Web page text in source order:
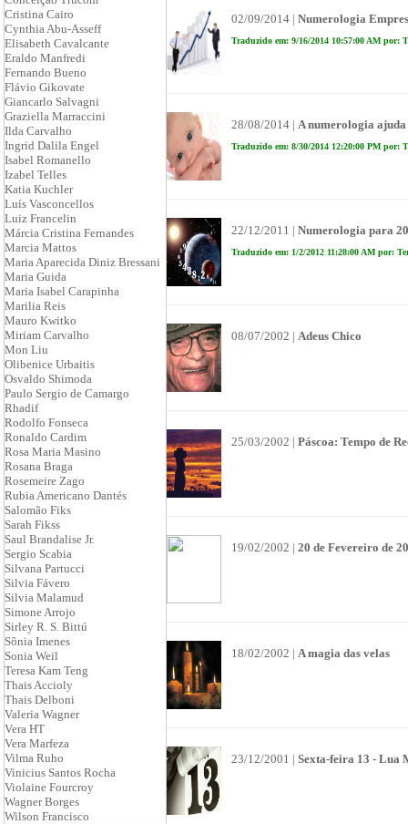
Cristina Cairo
Cynthia Abu-Asseff
Elisabeth Cavalcante
Eraldo Manfredi
Fernando Bueno
Flávio Gikovate
Giancarlo Salvagni
Graziella Marraccini
Ilda Carvalho
Ingrid Dalila Engel
Isabel Romanello
Izabel Telles
Katia Kuchler
Luís Vasconcellos
Luiz Francelin
Márcia Cristina Fernandes
Marcia Mattos
Maria Aparecida Diniz Bressani
Maria Guida
Maria Isabel Carapinha
Marilia Reis
Mauro Kwitko
Miriam Carvalho
Mon Liu
Olibenice Urbaitis
Osvaldo Shimoda
Paulo Sergio de Camargo
Rhadif
Rodolfo Fonseca
Ronaldo Cardim
Rosa Maria Masino
Rosana Braga
Rosemeire Zago
Rubia Americano Dantés
Salomão Fiks
Sarah Fikss
Saul Brandalise Jr.
Sergio Scabia
Silvana Partucci
Silvia Fávero
Silvia Malamud
Simone Arrojo
Sirley R. S. Bittú
Sônia Imenes
Sonia Weil
Teresa Kam Teng
Thais Accioly
Thais Delboni
Valeria Wagner
Vera HT
Vera Marfeza
Vilma Ruho
Vinicius Santos Rocha
Violaine Fourcroy
Wagner Borges
Wilson Francisco
02/09/2014 | Numerologia
Traduzido em: 9/16/2014 10:57:00 AM por:
28/08/2014 | A numerologia ajuda
Traduzido em: 8/30/2014 12:20:00 PM por:
22/12/2011 | Numerologia para
Traduzido em: 1/2/2012 11:28:00 AM por:
08/07/2002 | Adeus Chico
25/03/2002 | Páscoa: Tempo de
19/02/2002 | 20 de Fevereiro de
18/02/2002 | A magia das velas
23/12/2001 | Sexta-feira 13 - Lua